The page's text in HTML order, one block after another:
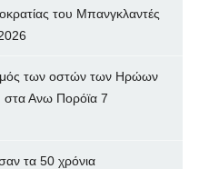
του Μπανγκλαντές
των oστών των Ηρώων
στα Ανω Πορόϊα 7
τα 50 χρόνια